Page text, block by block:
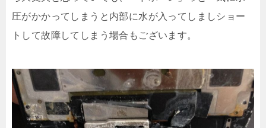
圧がかかってしまうと内部に水が入ってしましショー
トして故障してしまう場合もございます。